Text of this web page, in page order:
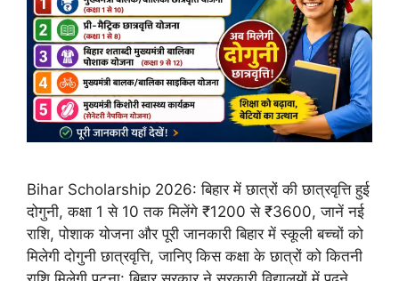
Bihar Scholarship 2026: बिहार में छात्रों की छात्रवृत्ति हुई
दोगुनी, कक्षा 1 से 10 तक मिलेंगे ₹1200 से ₹3600, जानें नई
राशि, पोशाक योजना और पूरी जानकारी बिहार में स्कूली बच्चों को
मिलेगी दोगुनी छात्रवृत्ति, जानिए किस कक्षा के छात्रों को कितनी